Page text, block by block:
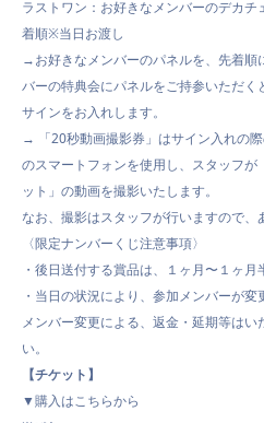
ラストワン：お好きなメンバーのデカ
着順※当日お渡し
→お好きなメンバーのパネルを、先着順
バーの特典会にパネルをご持参いただく
サインをお入れします。
→ 「20秒動画撮影券」はサイン入れの
のスマートフォンを使用し、スタッフが
ット」の動画を撮影いたします。
なお、撮影はスタッフが行いますので、
〈限定ナンバーくじ注意事項〉
・後日送付する賞品は、１ヶ月〜１ヶ月
・当日の状況により、参加メンバーが変
メンバー変更による、返金・延期等は
い。
【チケット】
▼購入はこちらから